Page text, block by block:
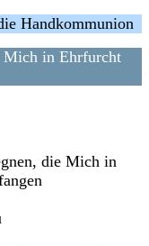
Handkommunion
Mich in Ehrfurcht
die Mich in